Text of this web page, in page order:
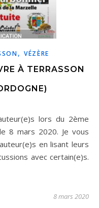
, VÉZÈRE
À TERRASSON
8 mars 2020. Je vous
en lisant leurs
avec certain(e)s.
8 mars 2020